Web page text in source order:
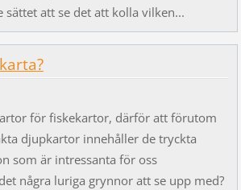
sättet att se det att kolla vilken...
för fiskekartor, därför att förutom
djupkartor innehåller de tryckta
som är intressanta för oss
några luriga grynnor att se upp med?